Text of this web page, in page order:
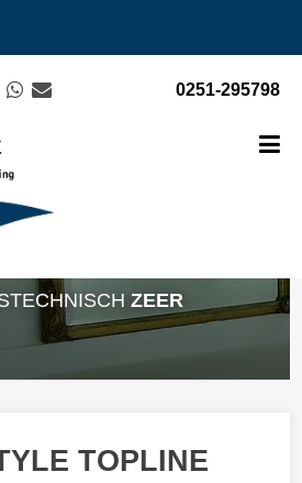
0251-295798
HOOGWAARDIGE
ZEER
TOPLINE